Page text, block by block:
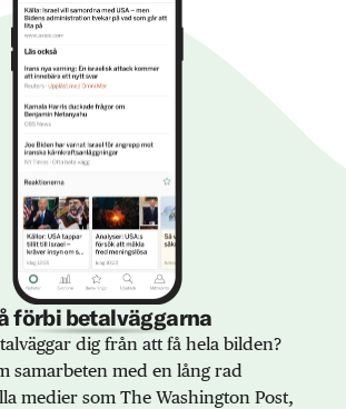
förbi betalväggarna
dig från att få hela bilden?
samarbeten med en lång rad
medier som The Washington Post,